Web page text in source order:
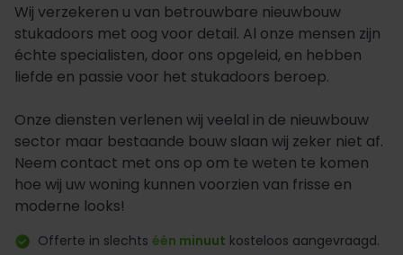
Wij verzekeren u van betrouwbare nieuwbouw
stukadoors met oog voor detail. Al onze mensen zijn
échte specialisten, door ons opgeleid, en hebben
liefde en passie voor het stukadoors beroep.
Onze diensten verlenen wij veelal in de nieuwbouw
sector maar bestaande bouw slaan wij zeker niet af.
Neem contact met ons op om te weten te komen
hoe wij uw woning kunnen voorzien van frisse en
moderne looks!
Offerte in slechts één minuut kosteloos aangevraagd.